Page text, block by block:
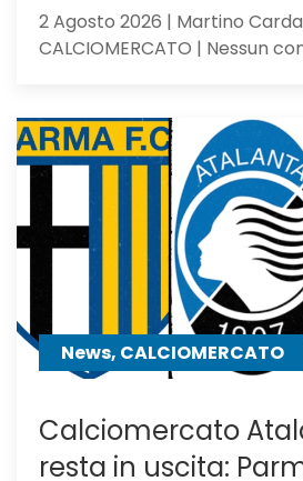
2 Agosto 2026 | Martino
CALCIOMERCATO | Nessun
News, CALCIOMERCATO
Calciomercato
resta in uscita: